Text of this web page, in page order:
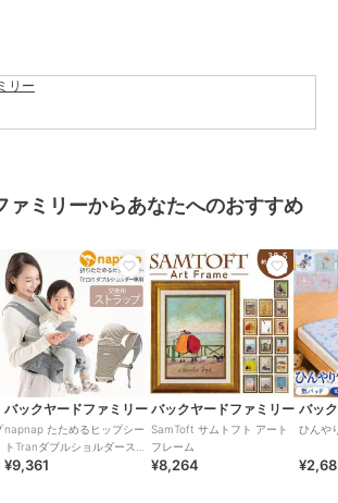
50cm
落下する恐れがあるため、着脱の際や身体を
が落下しないよう手で支えてください。しゃが
下向きにならないよう、腰ではなく膝を曲げて
は、使用者の身体に顔を強く押し当てられた
恐れがあります。お子さまのお腹と使用者の間
隔（新生児の場合てのひら一枚分の間隔）を取
節してください。
ァミリーからあなたへのおすすめ
バックヤードファミリー
napnap たためるヒップシー
トTranダブルショルダースト
ラップ
¥9,361
バックヤードファミリー
SamToft サムトフト アート
フレーム
¥8,264
バッ
ひんや